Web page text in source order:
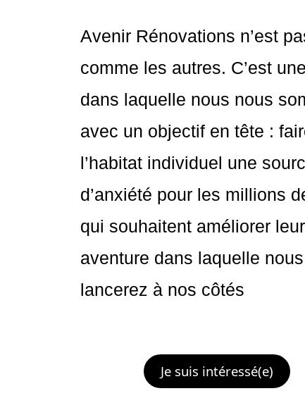
Avenir Rénovations n’est
comme les autres. C’est
dans laquelle nous nous
avec un objectif en tête :
l’habitat individuel une
d’anxiété pour les millions
qui souhaitent améliorer
aventure dans laquelle
lancerez à nos côtés
Je suis intéressé(e)